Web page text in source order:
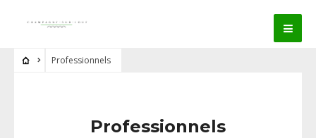
Professionnels
Professionnels